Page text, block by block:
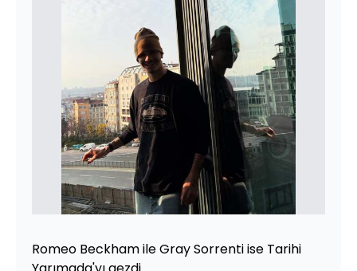
Romeo Beckham ile Gray Sorrenti ise Tarihi